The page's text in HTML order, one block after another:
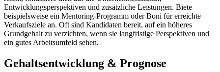
Entwicklungsperspektiven und zusätzliche Leistungen. Biete
beispielsweise ein Mentoring-Programm oder Boni für erreichte
Verkaufsziele an. Oft sind Kandidaten bereit, auf ein höheres
Grundgehalt zu verzichten, wenn sie langfristige Perspektiven und
ein gutes Arbeitsumfeld sehen.
Gehaltsentwicklung & Prognose